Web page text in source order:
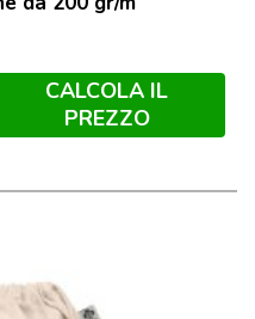
CALCOLA IL
PREZZO